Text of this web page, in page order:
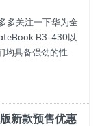
多关注一下华为全
B3-430以
具备强劲的性
新款预售优惠